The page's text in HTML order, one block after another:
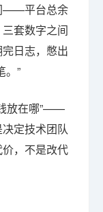
——平台总余
套数字之间
日志，憋出
。”
放在哪”——
定技术团队
，不是改代